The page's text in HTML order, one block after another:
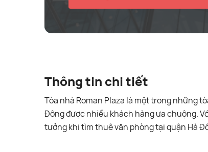
Thông tin chi tiết
Tòa nhà Roman Plaza là một trong những
Đông được nhiều khách hàng ưa chuộng.
tưởng khi tìm thuê văn phòng tại quận Hà